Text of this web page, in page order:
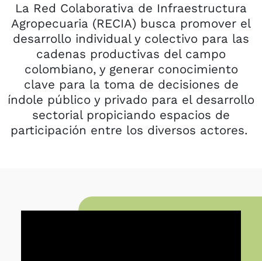
La Red Colaborativa de Infraestructura
Agropecuaria (RECIA) busca promover el
desarrollo individual y colectivo para las
cadenas productivas del campo
colombiano, y generar conocimiento
clave para la toma de decisiones de
índole público y privado para el desarrollo
sectorial propiciando espacios de
participación entre los diversos actores.